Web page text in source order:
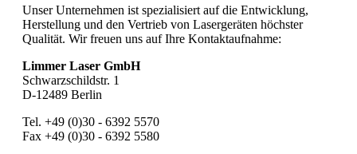
Unser Unternehmen ist spezialisiert auf die Entwicklung,
Herstellung und den Vertrieb von Lasergeräten höchster
Qualität. Wir freuen uns auf Ihre Kontaktaufnahme:
Limmer Laser GmbH
Schwarzschildstr. 1
D-12489 Berlin
Tel. +49 (0)30 - 6392 5570
Fax +49 (0)30 - 6392 5580